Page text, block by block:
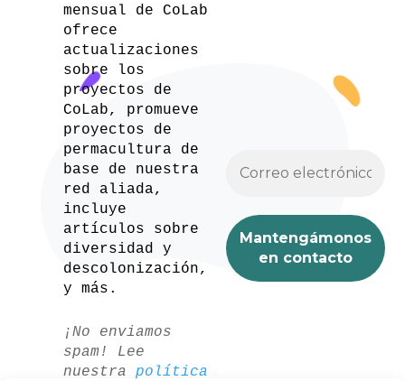
mensual de CoLab
ofrece
actualizaciones
sobre los
proyectos de
CoLab, promueve
proyectos de
permacultura de
base de nuestra
red aliada,
incluye
artículos sobre
diversidad y
descolonización,
y más.
¡No enviamos
spam! Lee
nuestra política